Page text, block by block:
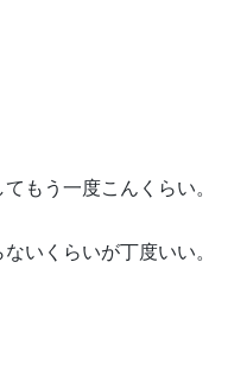
もう一度こんくらい。
いくらいが丁度いい。